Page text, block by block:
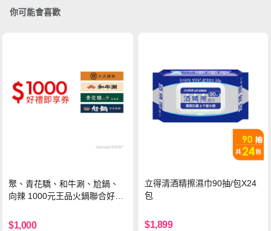
你可能會喜歡
聚、青花驕、和牛涮、尬鍋、
向辣 1000元王品火鍋聯合好禮
$1,000
立得清酒精擦濕巾90抽/包X24
包
$1,899